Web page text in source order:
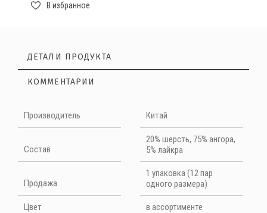
В избранное
ДЕТАЛИ ПРОДУКТА
КОММЕНТАРИИ
Производитель Китай
Cостав
20% шерсть, 75% ангора,
5% лайкра
Продажа
1 упаковка (12 пар
одного размера)
Цвет в ассортименте
Нет отзывов на данный момент